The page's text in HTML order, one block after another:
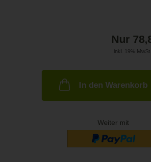
Nur
inkl. 19%
In den Warenkorb
Weiter mit